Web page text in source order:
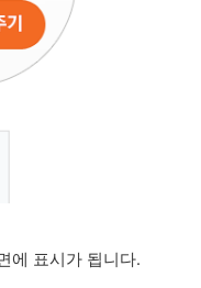
에 표시가 됩니다.